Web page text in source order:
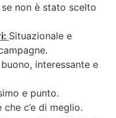
non è stato scelto
Situazionale e
interessante e
e punto.
c’e di meglio.